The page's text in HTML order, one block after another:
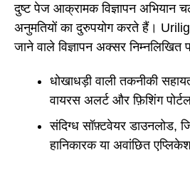
दुष्ट पेज आक्रामक विज्ञापन अभियान
अनुमतियों का दुरुपयोग करते हैं।
जाने वाले विज्ञापन अक्सर निम्नलिखित
धोखाधड़ी वाली तकनीकी
वायरस अलर्ट और फ़िशिंग
संदिग्ध सॉफ़्टवेयर डाउनलोड,
हानिकारक या अवांछित